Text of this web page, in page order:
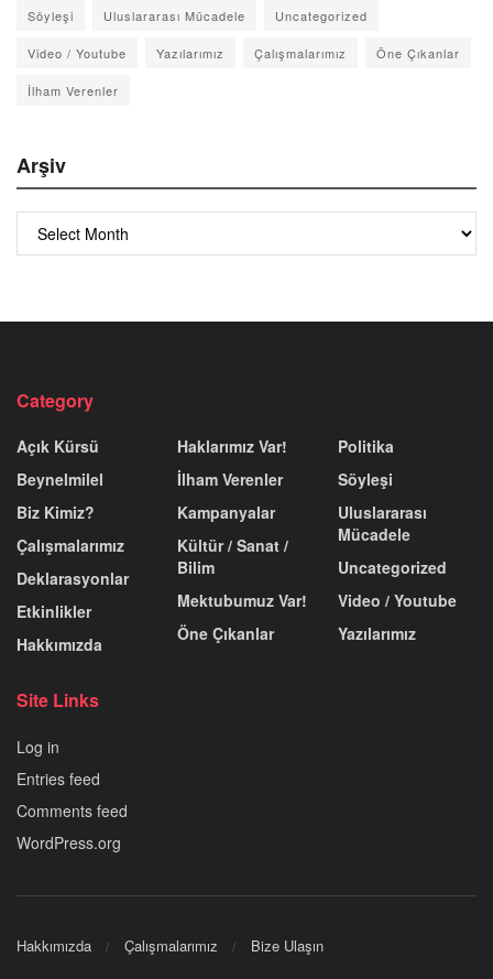
Söyleşi Uluslararası Mücadele Uncategorized
Video / Youtube Yazılarımız Çalışmalarımız Öne Çıkanlar
İlham Verenler
Arşiv
Category
Açık Kürsü
Beynelmilel
Biz Kimiz?
Çalışmalarımız
Deklarasyonlar
Etkinlikler
Hakkımızda
Haklarımız Var!
İlham Verenler
Kampanyalar
Kültür / Sanat /
Bilim
Mektubumuz Var!
Öne Çıkanlar
Politika
Söyleşi
Uluslararası
Mücadele
Uncategorized
Video / Youtube
Yazılarımız
Site Links
Log in
Entries feed
Comments feed
WordPress.org
Hakkımızda Çalışmalarımız Bize Ulaşın